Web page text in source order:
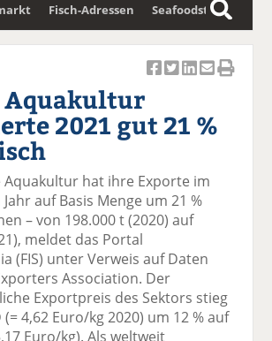
Fisch-Adressen Seafoodstar
Newsletter
S
u
c
k
uf
F
ac
b
o
o
k
k
wi
tt
er
k
uf
Li
n
e
n
te
k
er
E
l
er
se
k
Aquakultur
2021 gut 21 %
Aquakultur hat ihre Exporte im
auf Basis Menge um 21 %
– von 198.000 t (2020) auf
meldet das Portal
(FIS) unter Verweis auf Daten
Association. Der
Exportpreis des Sektors stieg
(= 4,62 Euro/kg 2020) um 12 % auf
Euro/kg). Als weltweit